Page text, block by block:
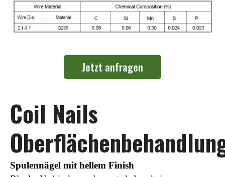
Jetzt anfragen
Coil Nails
Spulennägel mit hellem Finish